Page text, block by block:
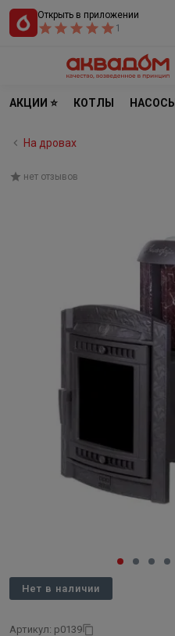
Открыть в приложении
1
АКЦИИ ⭐ КОТЛЫ НАСОСЫ
На дровах
нет отзывов
Нет в наличии
Артикул: p0139